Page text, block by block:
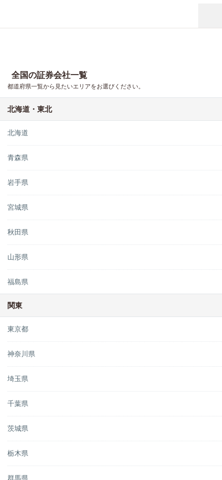
全国の証券会社一覧
都道府県一覧から見たいエリアをお選びください。
北海道・東北
北海道
青森県
岩手県
宮城県
秋田県
山形県
福島県
関東
東京都
神奈川県
埼玉県
千葉県
茨城県
栃木県
群馬県